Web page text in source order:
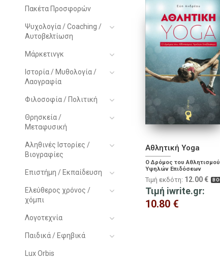
Πακέτα Προσφορών
Ψυχολογία / Coaching /
Αυτοβελτίωση
Μάρκετινγκ
Ιστορία / Μυθολογία /
Λαογραφία
Φιλοσοφία / Πολιτική
Θρησκεία /
Μεταφυσική
Αληθινές Ιστορίες /
Βιογραφίες
Επιστήμη / Εκπαίδευση
Ελεύθερος χρόνος /
χόμπι
Λογοτεχνία
Παιδικά / Εφηβικά
Lux Orbis
Αθλητική Yoga
Ο Δρόμος του Αθλητισμού
Υψηλών Επιδόσεων
Τιμή εκδότη: 12.00 €
Τιμή iwrite.gr:
10.80 €